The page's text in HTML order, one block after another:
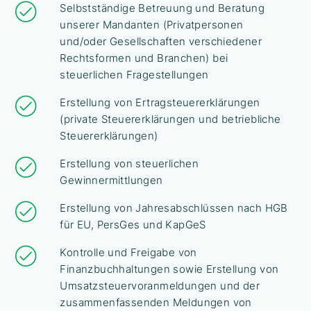
Selbstständige Betreuung und Beratung
unserer Mandanten (Privatpersonen
und/oder Gesellschaften verschiedener
Rechtsformen und Branchen) bei
steuerlichen Fragestellungen
Erstellung von Ertragsteuererklärungen
(private Steuererklärungen und betriebliche
Steuererklärungen)
Erstellung von steuerlichen
Gewinnermittlungen
Erstellung von Jahresabschlüssen nach HGB
für EU, PersGes und KapGeS
Kontrolle und Freigabe von
Finanzbuchhaltungen sowie Erstellung von
Umsatzsteuervoranmeldungen und der
zusammenfassenden Meldungen von